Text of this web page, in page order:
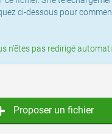
ci-dessous pour
n'êtes pas redirigé
Proposer un fichier